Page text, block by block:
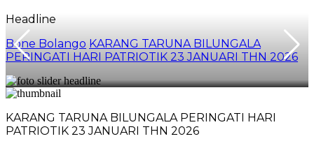
Headline
Bone Bolango KARANG TARUNA BILUNGALA
PERINGATI HARI PATRIOTIK 23 JANUARI THN 2026
KARANG TARUNA BILUNGALA PERINGATI HARI
PATRIOTIK 23 JANUARI THN 2026